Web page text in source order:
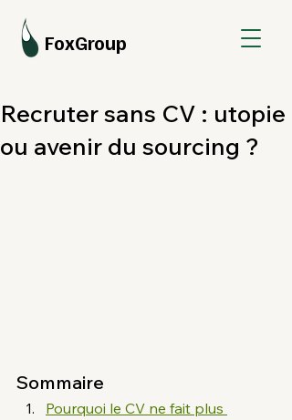
FoxGroup
Recruter sans CV : utopie
ou avenir du sourcing ?
Sommaire
Pourquoi le CV ne fait plus